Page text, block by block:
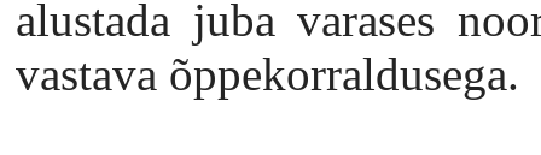
alustada juba varases
vastava õppekorraldusega.